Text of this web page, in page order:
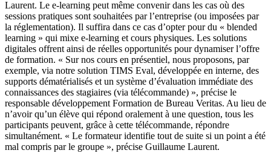
Laurent. Le e-learning peut même convenir dans les cas où des
sessions pratiques sont souhaitées par l’entreprise (ou imposées par
la réglementation). Il suffira dans ce cas d’opter pour du « blended
learning » qui mixe e-learning et cours physiques. Les solutions
digitales offrent ainsi de réelles opportunités pour dynamiser l’offre
de formation. « Sur nos cours en présentiel, nous proposons, par
exemple, via notre solution TIMS Eval, développée en interne, des
supports dématérialisés et un système d’évaluation immédiate des
connaissances des stagiaires (via télécommande) », précise le
responsable développement Formation de Bureau Veritas. Au lieu de
n’avoir qu’un élève qui répond oralement à une question, tous les
participants peuvent, grâce à cette télécommande, répondre
simultanément. « Le formateur identifie tout de suite si un point a été
mal compris par le groupe », précise Guillaume Laurent.